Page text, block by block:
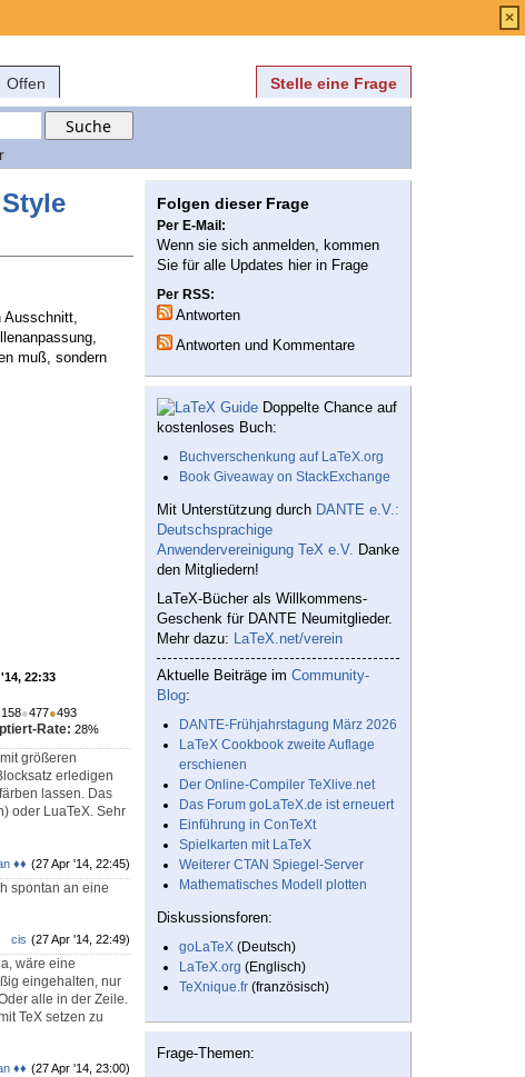
Offen Stelle eine Frage
Ausschnitt,
muß, sondern
22:33
158●477●493
Rate: 28%
größeren
erledigen
lassen. Das
oder LuaTeX. Sehr
(27 Apr '14, 22:45)
♦♦
spontan an eine
(27 Apr '14, 22:49)
cis
wäre eine
eingehalten, nur
alle in der Zeile.
TeX setzen zu
(27 Apr '14, 23:00)
♦♦
Folgen dieser Frage
Per E-Mail:
Wenn sie sich anmelden, kommen
Sie für alle Updates hier in Frage
Per RSS:
Antworten
Antworten und Kommentare
Doppelte Chance auf
kostenloses Buch:
Buchverschenkung auf LaTeX.org
Book Giveaway on StackExchange
Mit Unterstützung durch DANTE e.V.:
Deutschsprachige
Anwendervereinigung TeX e.V. Danke
den Mitgliedern!
LaTeX-Bücher als Willkommens-
Geschenk für DANTE Neumitglieder.
Mehr dazu: LaTeX.net/verein
Aktuelle Beiträge im Community-
Blog:
DANTE-Frühjahrstagung März 2026
LaTeX Cookbook zweite Auflage
erschienen
Der Online-Compiler TeXlive.net
Das Forum goLaTeX.de ist erneuert
Einführung in ConTeXt
Spielkarten mit LaTeX
Weiterer CTAN Spiegel-Server
Mathematisches Modell plotten
Diskussionsforen:
goLaTeX (Deutsch)
LaTeX.org (Englisch)
TeXnique.fr (französisch)
Frage-Themen:
×